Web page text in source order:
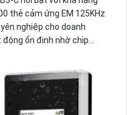
thẻ cảm ứng EM 125KHz
nghiệp cho doanh
ổn định nhờ chip